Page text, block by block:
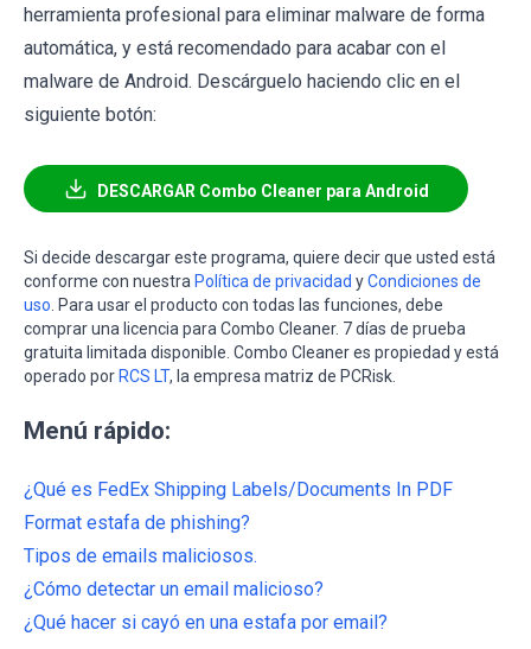
herramienta profesional para eliminar malware de forma
automática, y está recomendado para acabar con el
malware de Android. Descárguelo haciendo clic en el
siguiente botón:
DESCARGAR Combo Cleaner para Android
Si decide descargar este programa, quiere decir que usted está
conforme con nuestra Política de privacidad yCondiciones de
uso. Para usar el producto con todas las funciones, debe
comprar una licencia para Combo Cleaner. 7 días de prueba
gratuita limitada disponible. Combo Cleaner es propiedad y está
operado por RCS LT, la empresa matriz de PCRisk.
Menú rápido:
¿Qué es FedEx Shipping Labels/Documents In PDF
Format estafa de phishing?
Tipos de emails maliciosos.
¿Cómo detectar un email malicioso?
¿Qué hacer si cayó en una estafa por email?